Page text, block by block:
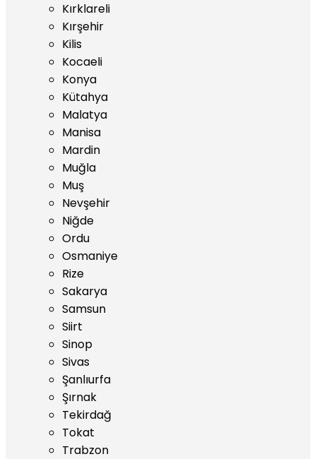
Kırklareli
Kırşehir
Kilis
Kocaeli
Konya
Kütahya
Malatya
Manisa
Mardin
Muğla
Muş
Nevşehir
Niğde
Ordu
Osmaniye
Rize
Sakarya
Samsun
Siirt
Sinop
Sivas
Şanlıurfa
Şırnak
Tekirdağ
Tokat
Trabzon